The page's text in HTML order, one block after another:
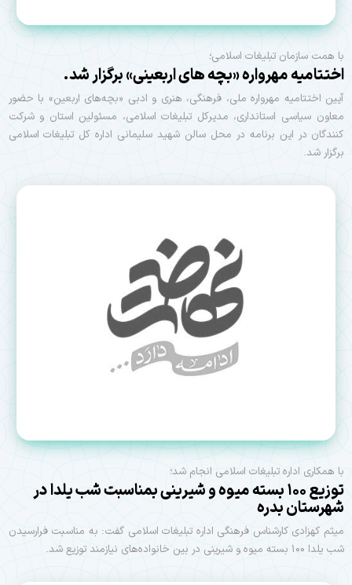
با همت سازمان تبلیغات اسلامی؛
اختتامیه مهرواره «بچه های اربعینی» برگزار شد.
آیین اختتامیه مهرواره ملی، فرهنگی، هنری و ادبی «بچه‌های اربعین» با حضور
معاون سیاسی استانداری، مدیرکل تبلیغات اسلامی، مسئولین استان و شرکت
کنندگان در این برنامه در محل سالن شهید سلیمانی اداره کل تبلیغات اسلامی
برگزار شد.
با همکاری اداره تبلیغات اسلامی انجام شد؛
توزیع ۱۰۰ بسته میوه و شیرینی بمناسبت شب یلدا در
شهرستان بدره
میثم کهزادی کارشناس فرهنگی اداره تبلیغات اسلامی گفت: به مناسبت فرارسیدن
شب یلدا ۱۰۰ بسته میوه و شیرینی در بین خانواده‌های نیازمند توزیع شد.